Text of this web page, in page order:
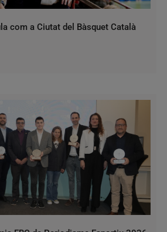
com a Ciutat del Bàsquet Català